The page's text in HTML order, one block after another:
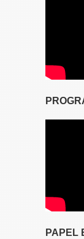
PAPEL